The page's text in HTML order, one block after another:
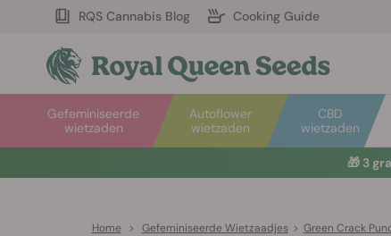
RQS Cannabis Blog Cooking Guide
Autoflower
wietzaden
Gefeminiseerde
wietzaden
CBD
wietzaden
🎁 3
Home > Gefeminiseerde Wietzaadjes > Green Crack